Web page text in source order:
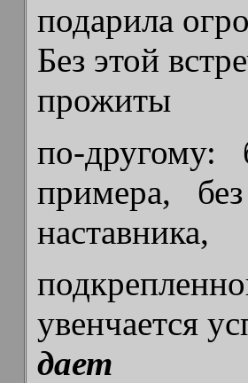
подарила
Без этой
прожиты
по-другому:
примера,
наставника,
увенчается
дает